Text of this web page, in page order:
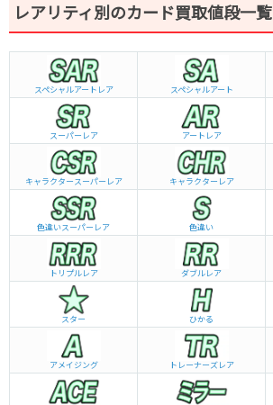
レアリティ別のカード買取値段一覧
スペシャルアートレア スペシャルアート
スーパーレア アートレア
キャラクタースーパーレア キャラクターレア
色違いスーパーレア 色違い
トリプルレア ダブルレア
スター ひかる
アメイジング トレーナーズレア